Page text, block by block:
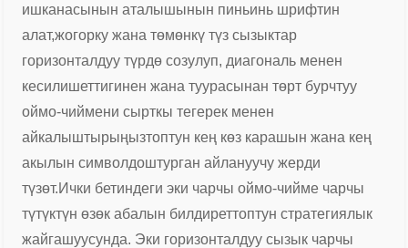
ишканасынын аталышынын пиньинь шрифтин
алат,жогорку жана төмөнкү түз сызыктар
горизонталдуу түрдө созулуп, диагональ менен
кесилишеттигинен жана туурасынан төрт бурчтуу
оймо-чиймени сырткы тегерек менен
айкалыштырыңызтоптун кең көз карашын жана кең
акылын символдоштурган айлануучу жерди
түзөт.Ички бетиндеги эки чарчы оймо-чийме чарчы
түтүктүн өзөк абалын билдиреттоптун стратегиялык
жайгашуусунда. Эки горизонталдуу сызык чарчы